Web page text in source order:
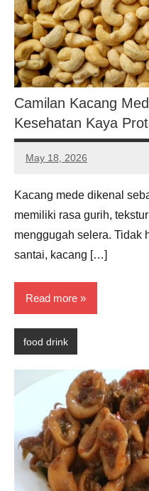
Camilan Kacang
Kesehatan Kaya
May 18, 2026
Noah
Kacang mede dikenal
memiliki rasa gurih,
menggugah selera. Tidak
santai, kacang […]
Read more
food drink